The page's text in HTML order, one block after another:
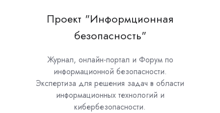
Проект "Информционная
безопасность"
Журнал, онлайн-портал и Форум по
информационной безопасности.
Экспертиза для решения задач в области
информационных технологий и
кибербезопасности.